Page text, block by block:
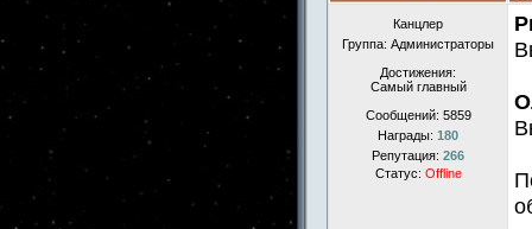
Канцлер
Группа: Администраторы
Достижения:
Самый главный
Сообщений: 5859
Награды: 180
Репутация: 266
Статус: Offline